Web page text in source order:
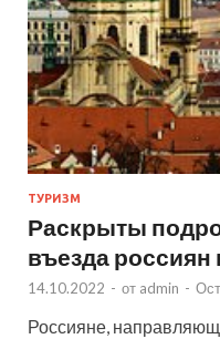
ТУРИЗМ
Раскрыты
въезда
14.10.2022 - от admin -
Россияне,